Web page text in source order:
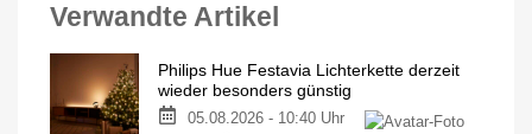
Verwandte Artikel
Philips Hue Festavia Lichterkette derzeit
wieder besonders günstig
05.08.2026 - 10:40 Uhr